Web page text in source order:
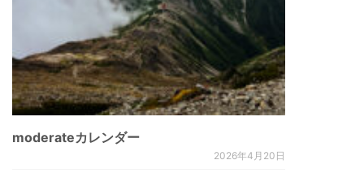
moderateカレンダー
2026年4月20日